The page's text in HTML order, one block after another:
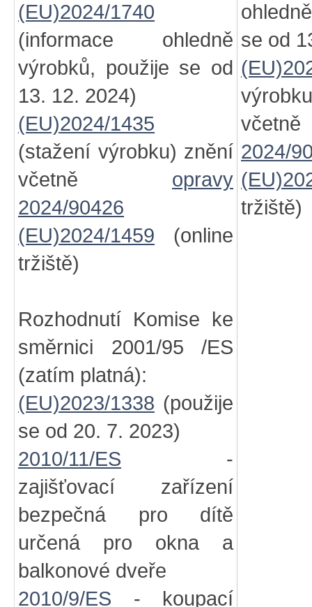
(EU)2024/1740
(informace ohledně
výrobků, použije se od
13. 12. 2024)
(EU)2024/1435
(stažení výrobku) znění
včetně opravy
2024/90426
(EU)2024/1459 (online
tržiště)
Rozhodnutí Komise ke
směrnici 2001/95 /ES
(zatím platná):
(EU)2023/1338 (použije
se od 20. 7. 2023)
2010/11/ES -
zajišťovací zařízení
bezpečná pro dítě
určená pro okna a
balkonové dveře
2010/9/ES - koupací
se od
2024/
tržiště)